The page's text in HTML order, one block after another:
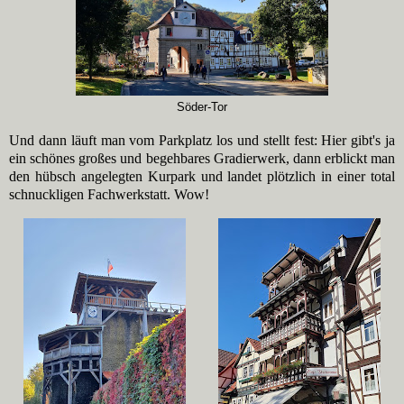
Söder-Tor
Und dann läuft man vom Parkplatz los und stellt fest: Hier gibt's ja
ein schönes großes und begehbares Gradierwerk, dann erblickt man
den hübsch angelegten Kurpark und landet plötzlich in einer total
schnuckligen Fachwerkstatt. Wow!